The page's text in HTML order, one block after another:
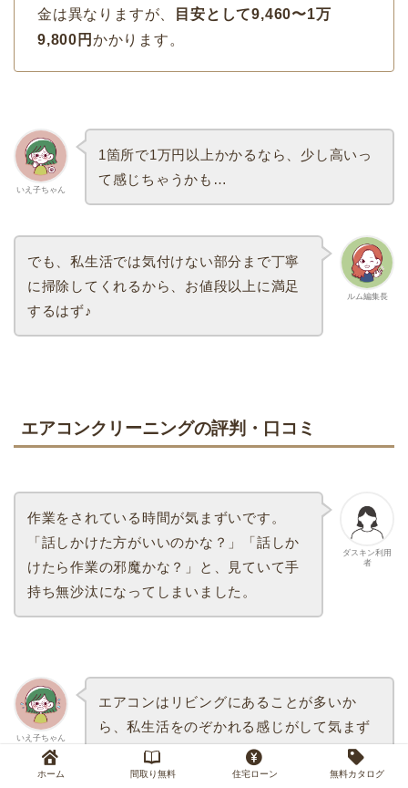
金は異なりますが、
目安として9,460〜1万
9,800円 かかります。
いえ子ちゃん
1箇所で1万円以上かかるなら、少し高いっ
て感じちゃうかも…
ルム編集長
でも、私生活では気付けない部分まで丁寧
に掃除してくれるから、お値段以上に満足
するはず♪
エアコンクリーニングの評判・口コミ
ダスキン利用
者
作業をされている時間が気まずいです。
「話しかけた方がいいのかな？」「話しか
けたら作業の邪魔かな？」と、見ていて手
持ち無沙汰になってしまいました。
いえ子ちゃん
エアコンはリビングにあることが多いか
ら、私生活をのぞかれる感じがして気まず
いかもね…！
ホーム 間取り無料 住宅ローン 無料カタログ